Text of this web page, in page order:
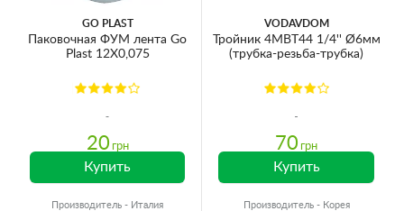
GO PLAST
Паковочная ФУМ лента Go
Plast 12X0,075
20 грн
Купить
Производитель - Италия
VODAVDOM
Тройник 4МВТ44 1/4'' Ø6мм
(трубка-резьба-трубка)
70 грн
Купить
Производитель - Корея